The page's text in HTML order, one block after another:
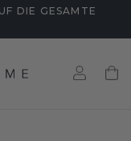
DIE GESAMTE